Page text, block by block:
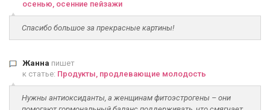
осенью, осенние пейзажи
Спасибо большое за прекрасные картины!
Жанна пишет
к статье: Продукты, продлевающие молодость
Нужны антиоксиданты, а женщинам фитоэстрогены – они